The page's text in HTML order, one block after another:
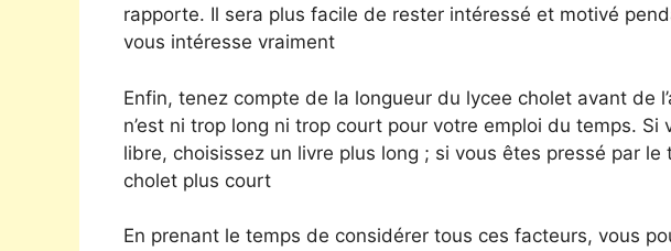
rapporte. Il sera plus facile de rester intéressé et motivé
vous intéresse vraiment
Enfin, tenez compte de la longueur du lycee cholet avant de
n’est ni trop long ni trop court pour votre emploi du temps.
libre, choisissez un livre plus long ; si vous êtes pressé par le
cholet plus court
En prenant le temps de considérer tous ces facteurs, vous